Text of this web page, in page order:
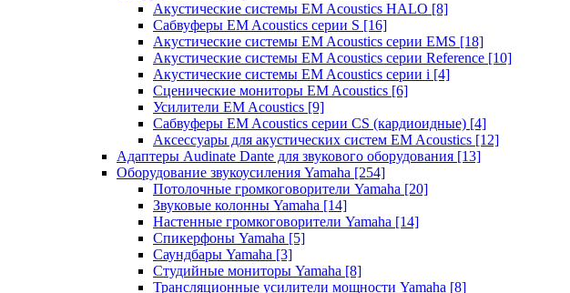
Акустические системы EM Acoustics HALO [8]
Сабвуферы EM Acoustics серии S [16]
Акустические системы EM Acoustics серии EMS [18]
Акустические системы EM Acoustics серии Reference [10]
Акустические системы EM Acoustics серии i [4]
Сценические мониторы EM Acoustics [6]
Усилители EM Acoustics [9]
Сабвуферы EM Acoustics серии CS (кардиоидные) [4]
Аксессуары для акустических систем EM Acoustics [12]
Адаптеры Audinate Dante для звукового оборудования [13]
Оборудование звукоусиления Yamaha [254]
Потолочные громкоговорители Yamaha [20]
Звуковые колонны Yamaha [14]
Настенные громкоговорители Yamaha [14]
Спикерфоны Yamaha [5]
Саундбары Yamaha [3]
Студийные мониторы Yamaha [8]
Трансляционные усилители мощности Yamaha [8]